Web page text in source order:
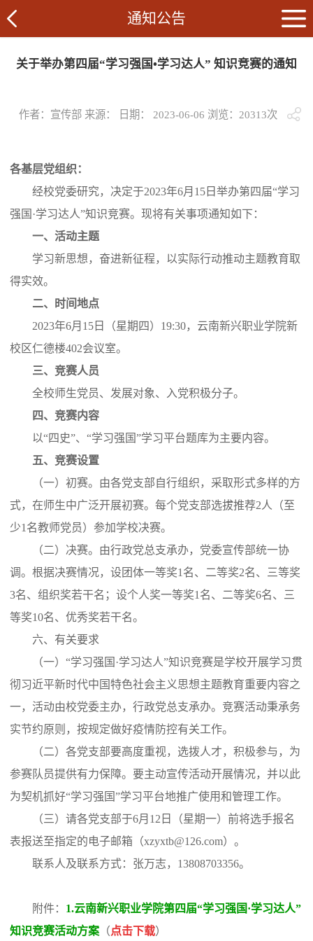
通知公告
关于举办第四届“学习强国•学习达人” 知识竞赛的通知
作者：宣传部 来源： 日期： 2023-06-06 浏览： 20313次
各基层党组织：
经校党委研究，决定于2023年6月15日举办第四届“学习
强国·学习达人”知识竞赛。现将有关事项通知如下：
一、活动主题
学习新思想，奋进新征程，以实际行动推动主题教育取
得实效。
二、时间地点
2023年6月15日（星期四）19:30，云南新兴职业学院新
校区仁德楼402会议室。
三、竞赛人员
全校师生党员、发展对象、入党积极分子。
四、竞赛内容
以“四史”、“学习强国”学习平台题库为主要内容。
五、竞赛设置
（一）初赛。由各党支部自行组织，采取形式多样的方
式，在师生中广泛开展初赛。每个党支部选拔推荐2人（至
少1名教师党员）参加学校决赛。
（二）决赛。由行政党总支承办，党委宣传部统一协
调。根据决赛情况，设团体一等奖1名、二等奖2名、三等奖
3名、组织奖若干名；设个人奖一等奖1名、二等奖6名、三
等奖10名、优秀奖若干名。
六、有关要求
（一）“学习强国·学习达人”知识竞赛是学校开展学习贯
彻习近平新时代中国特色社会主义思想主题教育重要内容之
一，活动由校党委主办，行政党总支承办。竞赛活动秉承务
实节约原则，按规定做好疫情防控有关工作。
（二）各党支部要高度重视，选拨人才，积极参与，为
参赛队员提供有力保障。要主动宣传活动开展情况，并以此
为契机抓好“学习强国”学习平台地推广使用和管理工作。
（三）请各党支部于6月12日（星期一）前将选手报名
表报送至指定的电子邮箱（xzyxtb@126.com）。
联系人及联系方式：张万志，13808703356。
附件： 1.云南新兴职业学院第四届“学习强国·学习达人”
知识竞赛活动方案 （点击下载）